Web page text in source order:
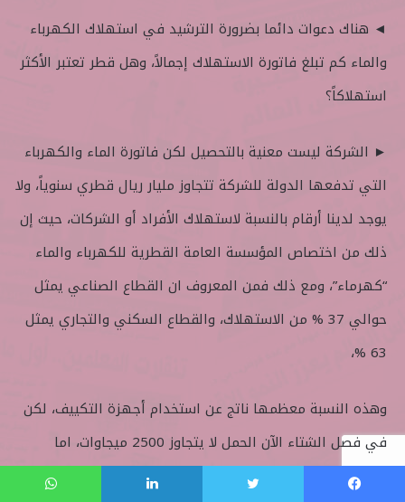
◄ هناك دعوات دائما بضرورة الترشيد في استهلاك الكهرباء
والماء كم تبلغ فاتورة الاستهلاك إجمالاً، وهل قطر تعتبر الأكثر
استهلاكاً؟
► الشركة ليست معنية بالتحصيل لكن فاتورة الماء والكهرباء
التي تدفعها الدولة للشركة تتجاوز مليار ريال قطري سنوياً، ولا
يوجد لدينا أرقام بالنسبة لاستهلاك الأفراد أو الشركات، حيث إن
ذلك من اختصاص المؤسسة العامة القطرية للكهرباء والماء
“كهرماء”، ومع ذلك فمن المعروف ان القطاع الصناعي يمثل
حوالي 37 % من الاستهلاك، والقطاع السكني والتجاري يمثل
63 %،
وهذه النسبة معظمها ناتج عن استخدام أجهزة التكييف، لكن
في فصل الشتاء الآن الحمل لا يتجاوز 2500 ميجاوات، اما
وبمقارنة استهلاكنا مع بقية دول العالم ـ